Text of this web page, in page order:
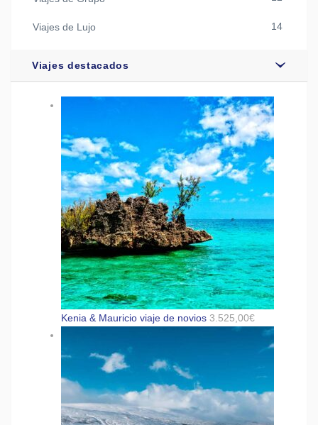
Viajes de Lujo 14
Viajes destacados
Kenia & Mauricio viaje de novios 3.525,00€